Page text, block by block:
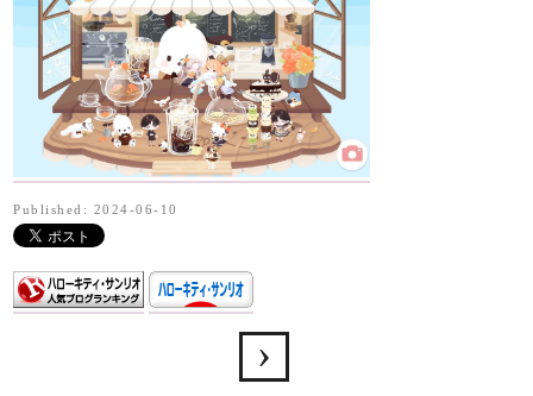
Published: 2024-06-10